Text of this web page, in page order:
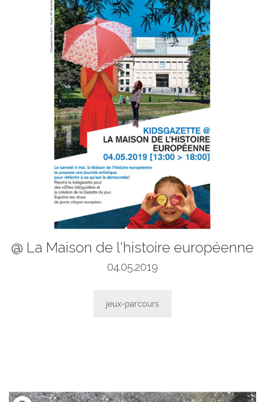
@ La Maison de l'histoire européenne
04.05.2019
jeux-parcours